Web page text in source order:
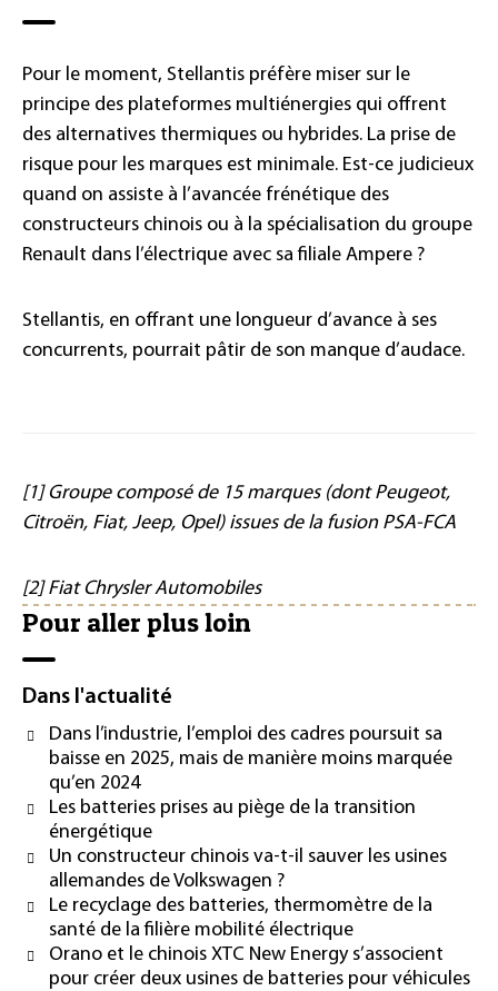
Pour le moment, Stellantis préfère miser sur le
principe des plateformes multiénergies qui offrent
des alternatives thermiques ou hybrides. La prise de
risque pour les marques est minimale. Est-ce judicieux
quand on assiste à l’avancée frénétique des
constructeurs chinois ou à la spécialisation du groupe
Renault dans l’électrique avec sa filiale Ampere ?
Stellantis, en offrant une longueur d’avance à ses
concurrents, pourrait pâtir de son manque d’audace.
[1] Groupe composé de 15 marques (dont Peugeot,
Citroën, Fiat, Jeep, Opel) issues de la fusion PSA-FCA
[2] Fiat Chrysler Automobiles
Pour aller plus loin
Dans l'actualité
Dans l’industrie, l’emploi des cadres poursuit sa
baisse en 2025, mais de manière moins marquée
qu’en 2024
Les batteries prises au piège de la transition
énergétique
Un constructeur chinois va-t-il sauver les usines
allemandes de Volkswagen ?
Le recyclage des batteries, thermomètre de la
santé de la filière mobilité électrique
Orano et le chinois XTC New Energy s’associent
pour créer deux usines de batteries pour véhicules